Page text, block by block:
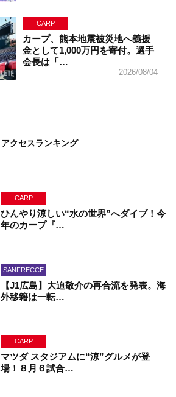
CARP
カープ、熊本地震被災地へ義援
金として1,000万円を寄付。選手
会長は「…
2026/08/04
アクセスランキング
CARP
ひんやり涼しい“水の世界”へダイブ！今
年のカープ『…
SANFRECCE
【J1広島】大迫敬介の再合流を発表。海
外移籍は一転…
CARP
マツダ スタジアムに“涼”グルメが登
場！８月６試合…